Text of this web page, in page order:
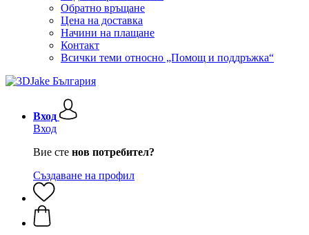
Обратно връщане
Цена на доставка
Начини на плащане
Контакт
Всички теми относно „Помощ и поддръжка“
Вход
Вход
Вие сте нов потребител?
Създаване на профил